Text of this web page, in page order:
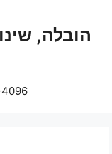
הובלה,
055-966-